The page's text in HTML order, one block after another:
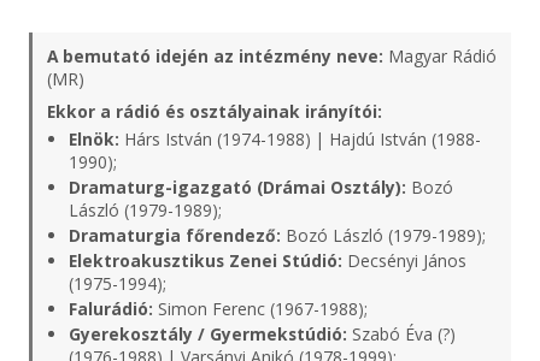
A bemutató idején az intézmény neve: Magyar Rádió
(MR)
Ekkor a rádió és osztályainak irányítói:
Elnök: Hárs István (1974-1988) | Hajdú István (1988-
1990);
Dramaturg-igazgató (Drámai Osztály): Bozó
László (1979-1989);
Dramaturgia főrendező: Bozó László (1979-1989);
Elektroakusztikus Zenei Stúdió: Decsényi János
(1975-1994);
Falurádió: Simon Ferenc (1967-1988);
Gyerekosztály / Gyermekstúdió: Szabó Éva (?)